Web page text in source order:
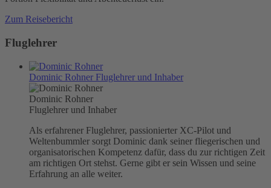
Zum Reisebericht
Fluglehrer
Dominic Rohner Fluglehrer und Inhaber
Dominic Rohner
Fluglehrer und Inhaber
Als erfahrener Fluglehrer, passionierter XC-Pilot und
Weltenbummler sorgt Dominic dank seiner fliegerischen und
organisatorischen Kompetenz dafür, dass du zur richtigen Zeit
am richtigen Ort stehst. Gerne gibt er sein Wissen und seine
Erfahrung an alle weiter.